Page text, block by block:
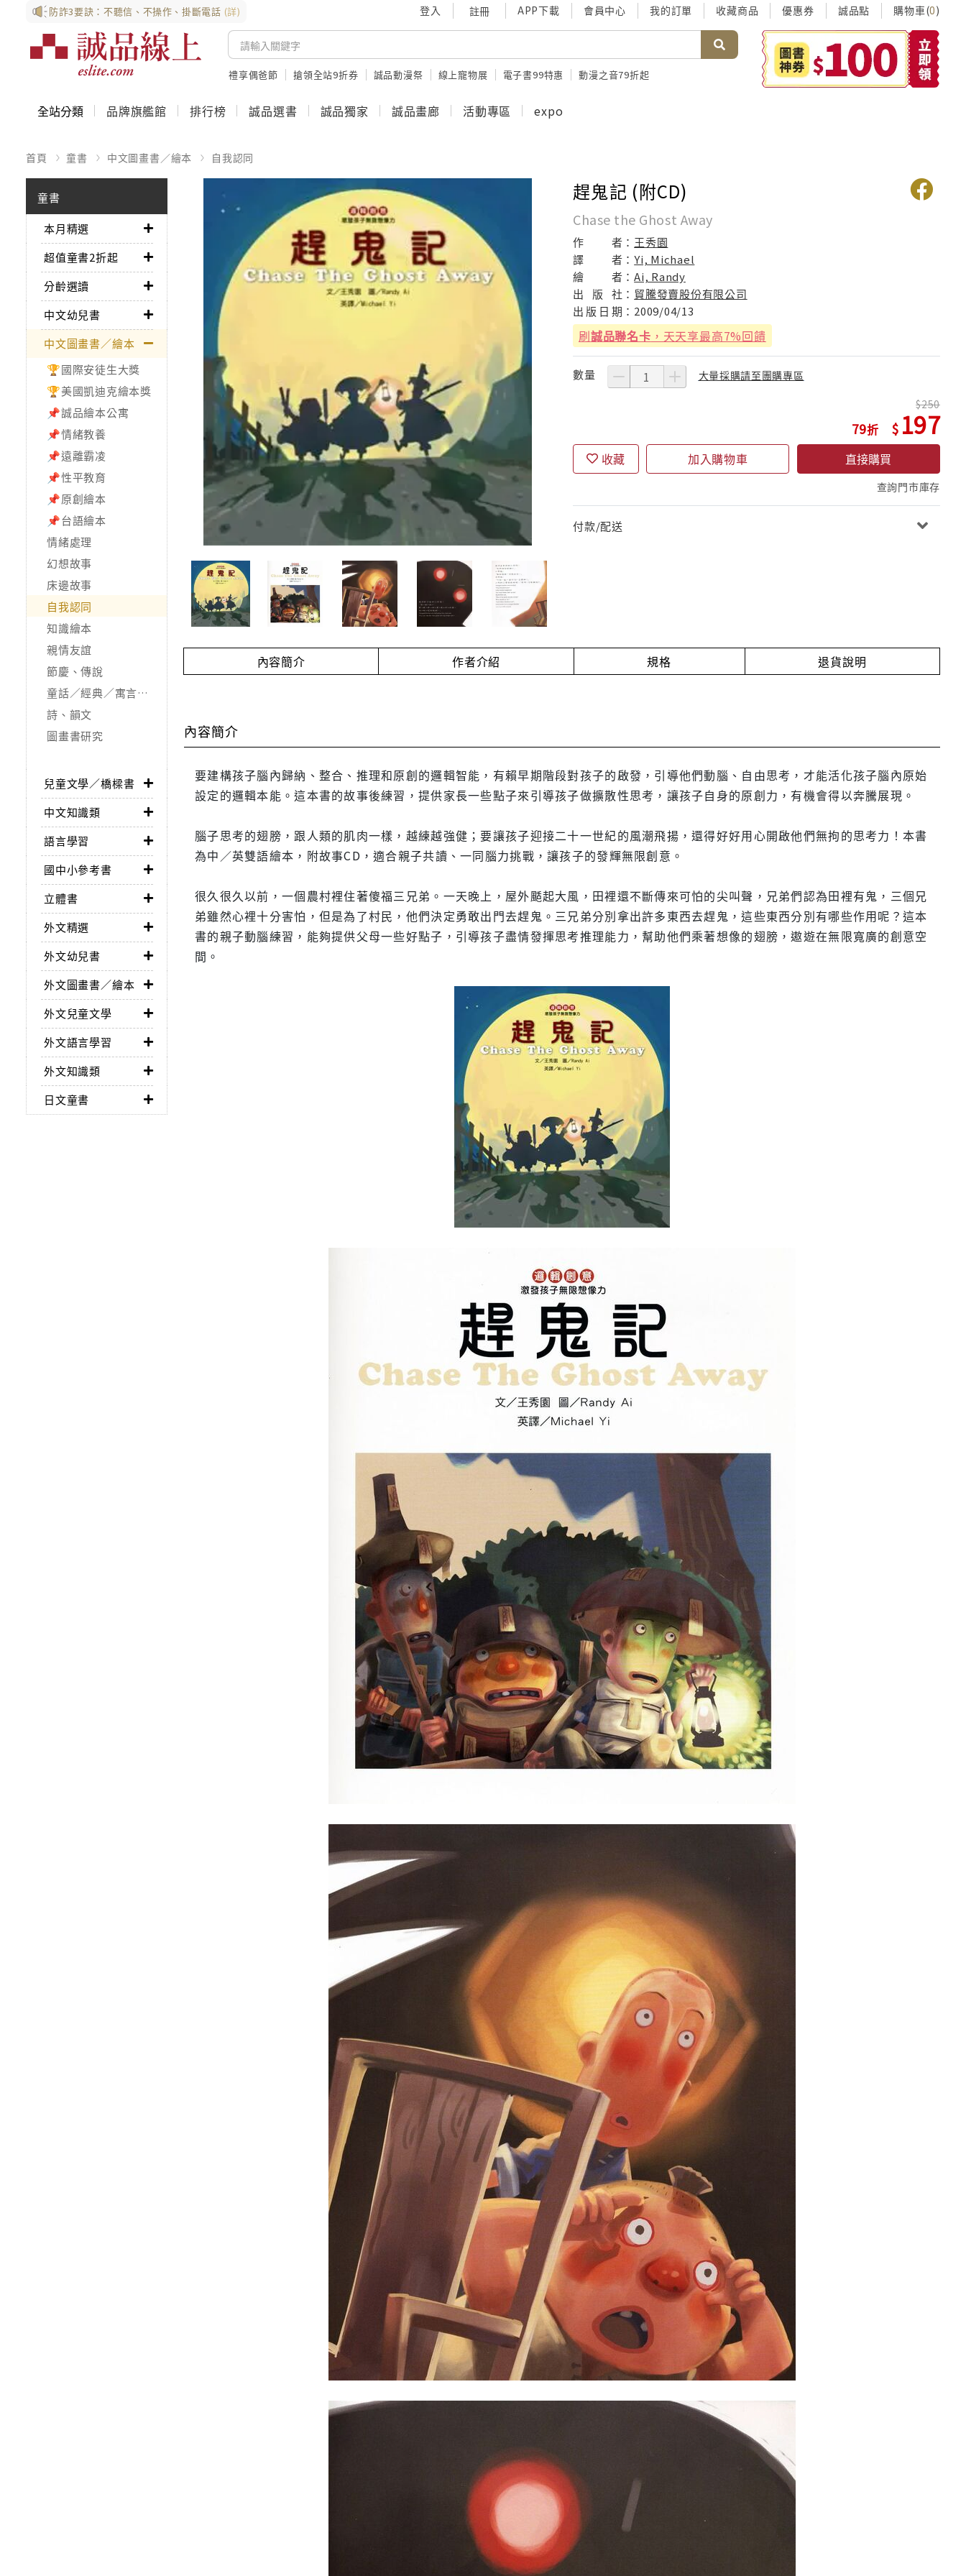
防詐3要訣：不聽信、不操作、掛斷電話 (詳) 登入 註冊 APP下載 會員中心 我的訂單 收藏商品 優惠券 誠品點 購物車(0)
禮享偶爸節 搶領全站9折券 誠品動漫祭 線上寵物展 電子書99特惠 動漫之音79折起
全站分類 品牌旗艦館 排行榜 誠品選書 誠品獨家 誠品畫廊 活動專區 expo
首頁 童書 中文圖畫書／繪本 自我認同
童書
本月精選
超值童書2折起
分齡選讀
中文幼兒書
中文圖畫書／繪本
🏆國際安徒生大獎
🏆美國凱迪克繪本獎
📌誠品繪本公寓
📌情緒教養
📌遠離霸凌
📌性平教育
📌原創繪本
📌台語繪本
情緒處理
幻想故事
床邊故事
自我認同
知識繪本
親情友誼
節慶、傳說
童話／經典／寓言故事
詩、韻文
圖畫書研究
兒童文學／橋樑書
中文知識類
語言學習
國中小參考書
立體書
外文精選
外文幼兒書
外文圖畫書／繪本
外文兒童文學
外文語言學習
外文知識類
日文童書
趕鬼記 (附CD)
Chase the Ghost Away
作 者： 王秀園
譯
者：Yi, Michael
繪
者：Ai, Randy
出
版 社： 貿騰發賣股份有限公司
出 版 日 期： 2009/04/13
刷誠品聯名卡 ，天天享最高7%回饋
數量 大量採購請至團購專區
79
250
197
收藏 加入購物車 直接購買
查詢門市庫存
付款/配送
內容簡介 作者介紹 規格 退貨說明
內容簡介
要建構孩子腦內歸納、整合、推理和原創的邏輯智能，有賴早期階段對孩子的啟發，引導他們動腦、自由思考，才能活化孩子腦內原始
設定的邏輯本能。這本書的故事後練習，提供家長一些點子來引導孩子做擴散性思考，讓孩子自身的原創力，有機會得以奔騰展現。
腦子思考的翅膀，跟人類的肌肉一樣，越練越強健；要讓孩子迎接二十一世紀的風潮飛揚，還得好好用心開啟他們無拘的思考力！本書
為中／英雙語繪本，附故事CD，適合親子共讀、一同腦力挑戰，讓孩子的發輝無限創意。
很久很久以前，一個農村裡住著傻福三兄弟。一天晚上，屋外颳起大風，田裡還不斷傳來可怕的尖叫聲，兄弟們認為田裡有鬼，三個兄
弟雖然心裡十分害怕，但是為了村民，他們決定勇敢出門去趕鬼。三兄弟分別拿出許多東西去趕鬼，這些東西分別有哪些作用呢？這本
書的親子動腦練習，能夠提供父母一些好點子，引導孩子盡情發揮思考推理能力，幫助他們乘著想像的翅膀，遨遊在無限寬廣的創意空
間。